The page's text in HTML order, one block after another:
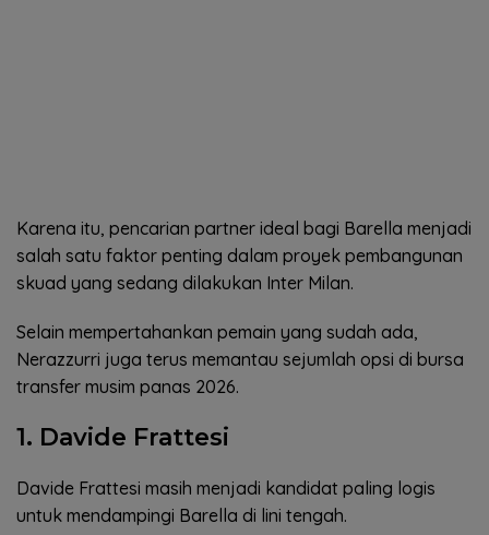
Karena itu, pencarian partner ideal bagi Barella menjadi
salah satu faktor penting dalam proyek pembangunan
skuad yang sedang dilakukan Inter Milan.
Selain mempertahankan pemain yang sudah ada,
Nerazzurri juga terus memantau sejumlah opsi di bursa
transfer musim panas 2026.
1. Davide Frattesi
Davide Frattesi masih menjadi kandidat paling logis
untuk mendampingi Barella di lini tengah.